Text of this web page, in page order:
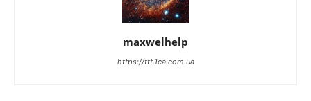
maxwelhelp
https://ttt.1ca.com.ua